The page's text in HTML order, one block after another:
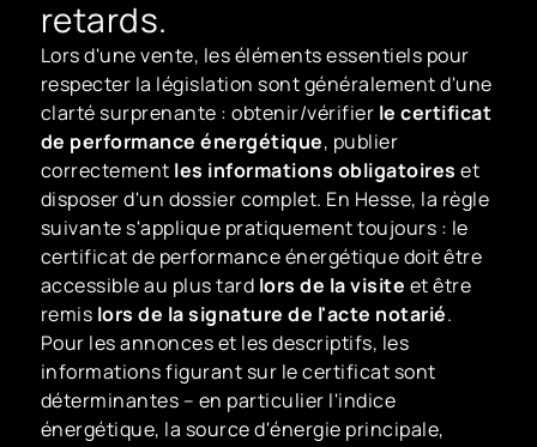
retards.
Lors d'une vente, les éléments essentiels pour
respecter la législation sont généralement d'une
clarté surprenante : obtenir/vérifier le certificat
de performance énergétique, publier
correctement les informations obligatoires et
disposer d'un dossier complet. En Hesse, la règle
suivante s'applique pratiquement toujours : le
certificat de performance énergétique doit être
accessible au plus tard lors de la visite et être
remis lors de la signature de l'acte notarié.
Pour les annonces et les descriptifs, les
informations figurant sur le certificat sont
déterminantes – en particulier l'indice
énergétique, la source d'énergie principale,